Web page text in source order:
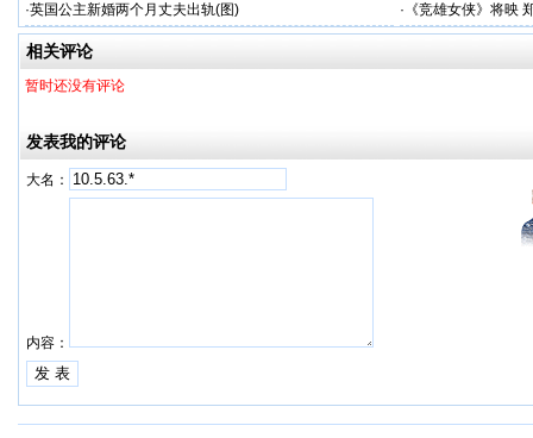
·英国公主新婚两个月丈夫出轨(图) · 《竞雄女侠》将映
相关评论
暂时还没有评论
发表我的评论
大名：
内容：